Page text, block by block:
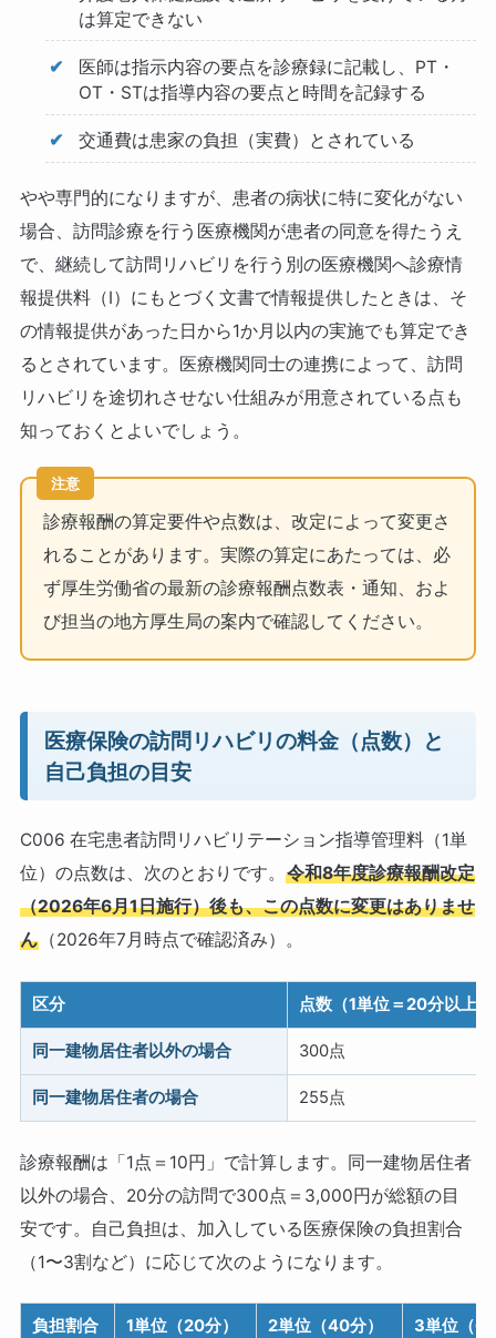
は算定できない
医師は指示内容の要点を診療録に記載し、PT・
OT・STは指導内容の要点と時間を記録する
交通費は患家の負担（実費）とされている
やや専門的になりますが、患者の病状に特に変化がない
場合、訪問診療を行う医療機関が患者の同意を得たうえ
で、継続して訪問リハビリを行う別の医療機関へ診療情
報提供料（Ⅰ）にもとづく文書で情報提供したときは、そ
の情報提供があった日から1か月以内の実施でも算定でき
るとされています。医療機関同士の連携によって、訪問
リハビリを途切れさせない仕組みが用意されている点も
知っておくとよいでしょう。
注意
診療報酬の算定要件や点数は、改定によって変更さ
れることがあります。実際の算定にあたっては、必
ず厚生労働省の最新の診療報酬点数表・通知、およ
び担当の地方厚生局の案内で確認してください。
医療保険の訪問リハビリの料金（点数）と
自己負担の目安
C006 在宅患者訪問リハビリテーション指導管理料（1単
位）の点数は、次のとおりです。 令和8年度診療報酬改定
（2026年6月1日施行）後も、この点数に変更はありませ
ん（2026年7月時点で確認済み）。
区分 点数（1単位＝20分以上）
同一建物居住者以外の場合 300点
同一建物居住者の場合 255点
診療報酬は「1点＝10円」で計算します。同一建物居住者
以外の場合、20分の訪問で300点＝3,000円が総額の目
安です。自己負担は、加入している医療保険の負担割合
（1〜3割など）に応じて次のようになります。
負担割合 1単位（20分） 2単位（40分） 3単位（